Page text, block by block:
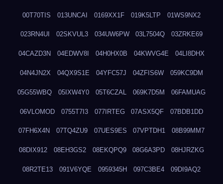
00T70TIS 013UNCAI 0169XX1F 019K5LTP 01WS9NX2
023RN4UI 02SKVUL3 034UW6PW 03L7504Q 03ZRKE69
04CAZD3N 04EDWV8I 04H0HX0B 04KWVG4E 04LI8DHX
04N4JN2X 04QX9S1E 04YFC57J 04ZFIS6W 059KC9DM
05G55WBQ 05IXW4Y0 05T6CZAL 069K7D5M 06FAMUAG
06VLOMOD 0755T7I3 077IRTEG 07ASX5QF 07BDB1DD
07FH6X4N 07TQ4ZU9 07UES9ES 07VPTDH1 08B99MM7
08DIX912 08EH3GS2 08EKQPQ9 08G6A3PD 08HJRZKG
08R2TE13 091V6YQE 0959345H 097C3BE4 09DI9AQ2